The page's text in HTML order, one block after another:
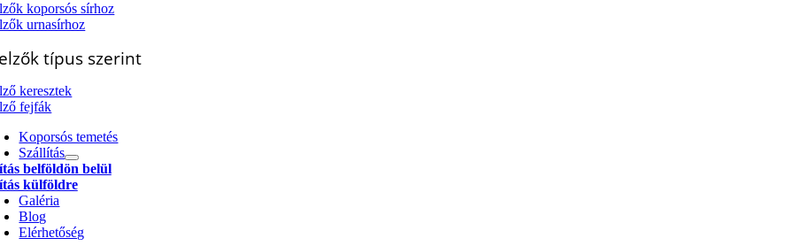
koporsós sírhoz
urnasírhoz
típus szerint
keresztek
fejfák
Koporsós temetés
Szállítás
belföldön belül
külföldre
Galéria
Blog
Elérhetőség